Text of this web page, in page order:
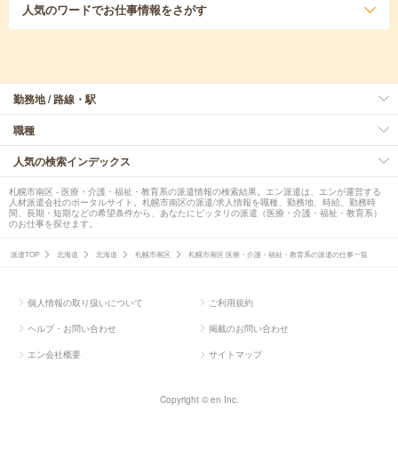
人気のワードでお仕事情報をさがす
勤務地 / 路線・駅
職種
人気の検索インデックス
札幌市南区 - 医療・介護・福祉・教育系の派遣情報の検索結果。エン派遣は、エンが運営する
人材派遣会社のポータルサイト。札幌市南区の派遣/求人情報を職種、勤務地、時給、勤務時
間、長期・短期などの希望条件から、あなたにピッタリの派遣（医療・介護・福祉・教育系）
のお仕事を探せます。
派遣TOP 北海道 北海道 札幌市南区 札幌市南区 医療・介護・福祉・教育系の派遣の仕事一覧
個人情報の取り扱いについて ご利用規約
ヘルプ・お問い合わせ 掲載のお問い合わせ
エン会社概要 サイトマップ
Copyright © en Inc.